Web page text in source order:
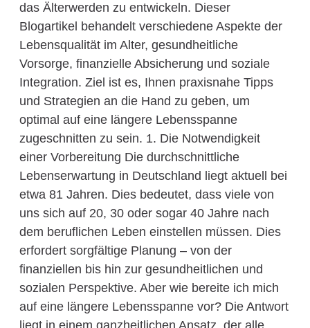
das Älterwerden zu entwickeln. Dieser
Blogartikel behandelt verschiedene Aspekte der
Lebensqualität im Alter, gesundheitliche
Vorsorge, finanzielle Absicherung und soziale
Integration. Ziel ist es, Ihnen praxisnahe Tipps
und Strategien an die Hand zu geben, um
optimal auf eine längere Lebensspanne
zugeschnitten zu sein. 1. Die Notwendigkeit
einer Vorbereitung Die durchschnittliche
Lebenserwartung in Deutschland liegt aktuell bei
etwa 81 Jahren. Dies bedeutet, dass viele von
uns sich auf 20, 30 oder sogar 40 Jahre nach
dem beruflichen Leben einstellen müssen. Dies
erfordert sorgfältige Planung – von der
finanziellen bis hin zur gesundheitlichen und
sozialen Perspektive. Aber wie bereite ich mich
auf eine längere Lebensspanne vor? Die Antwort